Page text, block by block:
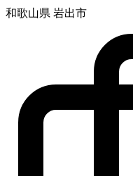
和歌山県 岩出市